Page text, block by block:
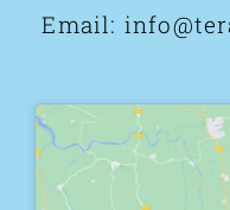
Email: